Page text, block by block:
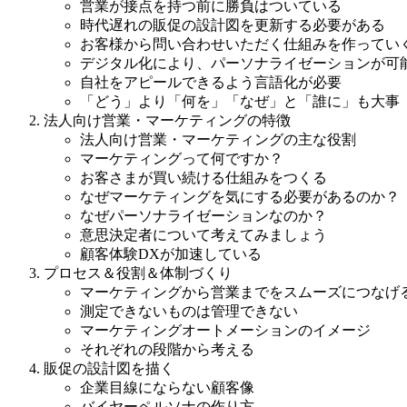
営業が接点を持つ前に勝負はついている
時代遅れの販促の設計図を更新する必要がある
お客様から問い合わせいただく仕組みを作ってい
デジタル化により、パーソナライゼーションが可
自社をアピールできるよう言語化が必要
「どう」より「何を」「なぜ」と「誰に」も大事
法人向け営業・マーケティングの特徴
法人向け営業・マーケティングの主な役割
マーケティングって何ですか？
お客さまが買い続ける仕組みをつくる
なぜマーケティングを気にする必要があるのか？
なぜパーソナライゼーションなのか？
意思決定者について考えてみましょう
顧客体験DXが加速している
プロセス＆役割＆体制づくり
マーケティングから営業までをスムーズにつなげ
測定できないものは管理できない
マーケティングオートメーションのイメージ
それぞれの段階から考える
販促の設計図を描く
企業目線にならない顧客像